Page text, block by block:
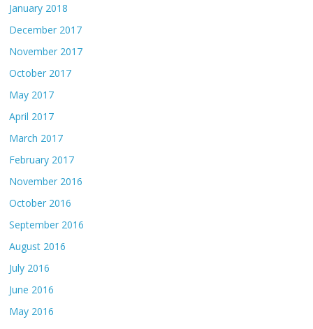
January 2018
December 2017
November 2017
October 2017
May 2017
April 2017
March 2017
February 2017
November 2016
October 2016
September 2016
August 2016
July 2016
June 2016
May 2016